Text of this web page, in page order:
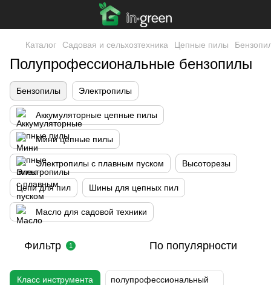
Каталог Садовая и сельхозтехника Цепные пилы
Полупрофессиональные бензопилы
Бензопилы Электропилы
Аккумуляторные цепные пилы
Мини цепные пилы
Электропилы с плавным пуском Высоторезы
Цепи для пил Шины для цепных пил
Масло для садовой техники
Фильтр 1 По популярности
Класс инструмента полупрофессиональный